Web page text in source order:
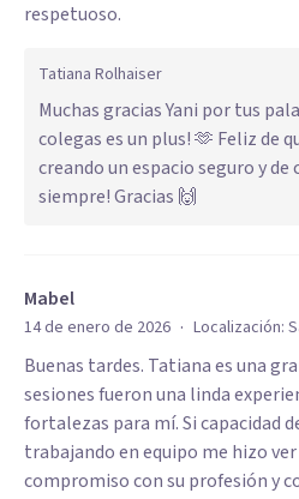
respetuoso.
Tatiana Rolhaiser
Muchas gracias Yani por tus
colegas es un plus! 🫶 Feliz de
creando un espacio seguro y
siempre! Gracias 🙌
Mabel
14 de enero de 2026 · Localización:
Buenas tardes. Tatiana es una
sesiones fueron una linda
fortalezas para mí. Si capacidad
trabajando en equipo me hizo
compromiso con su profesión y